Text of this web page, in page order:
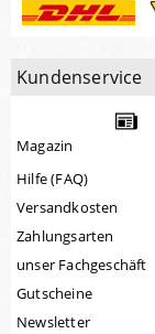
Kundenservice
Magazin
Hilfe (FAQ)
Versandkosten
Zahlungsarten
unser Fachgeschäft
Gutscheine
Newsletter